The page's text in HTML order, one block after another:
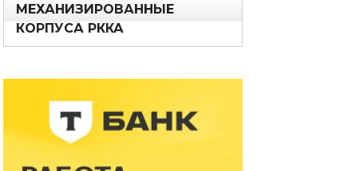
МЕХАНИЗИРОВАННЫЕ
КОРПУСА РККА